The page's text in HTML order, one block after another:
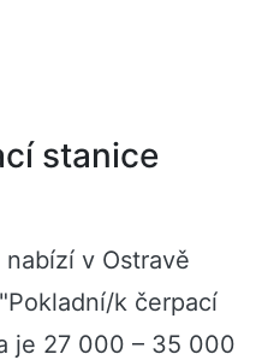
stanice
nabízí v Ostravě
k čerpací
je 27 000 – 35 000